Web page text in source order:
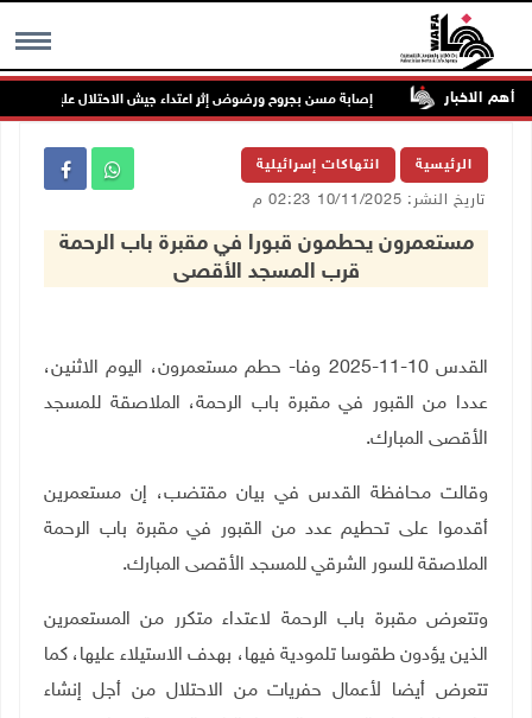
MENU أهم الاخبار إصابة مسن بجروح ورضوض إثر اعتداء جيش الاحتلال عليه في
الرئيسية انتهاكات إسرائيلية
تاريخ النشر: 10/11/2025 02:23 م
مستعمرون يحطمون قبورا في مقبرة باب الرحمة
قرب المسجد الأقصى
القدس 10-11-2025 وفا- حطم مستعمرون، اليوم الاثنين،
عددا من القبور في مقبرة باب الرحمة، الملاصقة للمسجد
الأقصى المبارك.
وقالت محافظة القدس في بيان مقتضب، إن مستعمرين
أقدموا على تحطيم عدد من القبور في مقبرة باب الرحمة
الملاصقة للسور الشرقي للمسجد الأقصى المبارك.
وتتعرض مقبرة باب الرحمة لاعتداء متكرر من المستعمرين
الذين يؤدون طقوسا تلمودية فيها، بهدف الاستيلاء عليها، كما
تتعرض أيضا لأعمال حفريات من الاحتلال من أجل إنشاء